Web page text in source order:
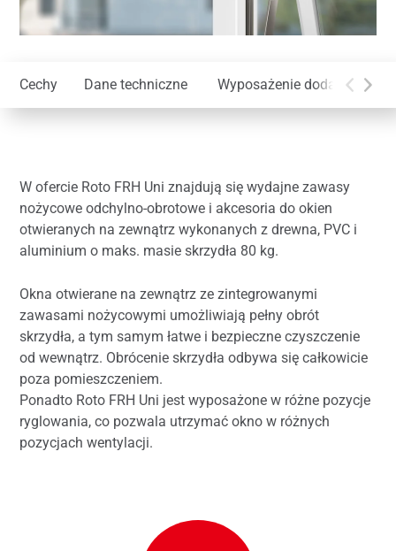
Cechy Dane techniczne Wyposażenie dodatkowe
W ofercie Roto FRH Uni znajdują się wydajne zawasy
nożycowe odchylno-obrotowe i akcesoria do okien
otwieranych na zewnątrz wykonanych z drewna, PVC i
aluminium o maks. masie skrzydła 80 kg.
Okna otwierane na zewnątrz ze zintegrowanymi
zawasami nożycowymi umożliwiają pełny obrót
skrzydła, a tym samym łatwe i bezpieczne czyszczenie
od wewnątrz. Obrócenie skrzydła odbywa się całkowicie
poza pomieszczeniem.
Ponadto Roto FRH Uni jest wyposażone w różne pozycje
ryglowania, co pozwala utrzymać okno w różnych
pozycjach wentylacji.